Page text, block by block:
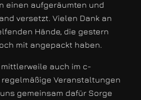
einen aufgeräumten und
versetzt. Vielen Dank an
Hände, die gestern
mit angepackt haben.
auch im c-
Veranstaltungen
gemeinsam dafür Sorge